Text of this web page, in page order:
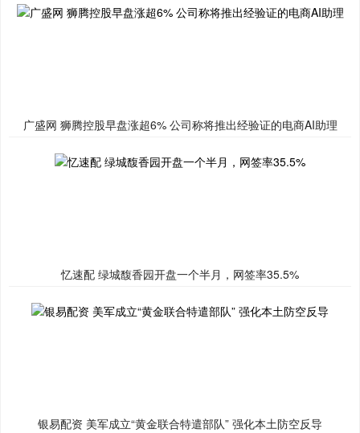
广盛网 狮腾控股早盘涨超6% 公司称将推出经验证的电商AI助理
忆速配 绿城馥香园开盘一个半月，网签率35.5%
银易配资 美军成立“黄金联合特遣部队” 强化本土防空反导